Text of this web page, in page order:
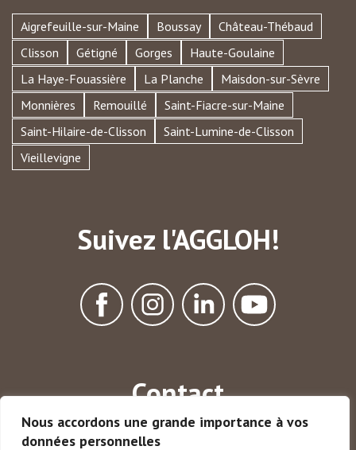
Nous accordons une grande importance à vos
données personnelles
Aigrefeuille-sur-Maine Boussay
Château-Thébaud
Clisson
Gétigné Gorges
Haute-Goulaine
La Haye-Fouassière
La Planche
Maisdon-sur-Sèvre
Monnières
Remouillé
Saint-Fiacre-sur-Maine
Saint-Hilaire-de-Clisson
Saint-Lumine-de-Clisson
Vieillevigne
Suivez l'AGGLOH!
Contact
13 rue des Ajoncs